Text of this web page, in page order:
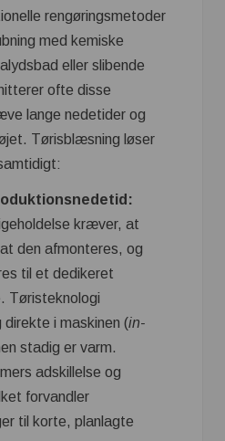
rengøringsmetoder
med kemiske
eller slibende
ofte disse
lange nedetider og
Tørisblæsning løser
kræver, at
den afmonteres, og
til et dedikeret
Tøristeknologi
direkte i maskinen (in-
stadig er varm.
adskillelse og
forvandler
til korte, planlagte